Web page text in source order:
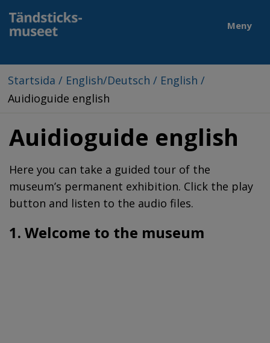
Meny
Startsida / English/Deutsch / English /
Auidioguide english
Auidioguide english
Here you can take a guided tour of the
museum’s permanent exhibition. Click the play
button and listen to the audio files.
1. Welcome to the museum